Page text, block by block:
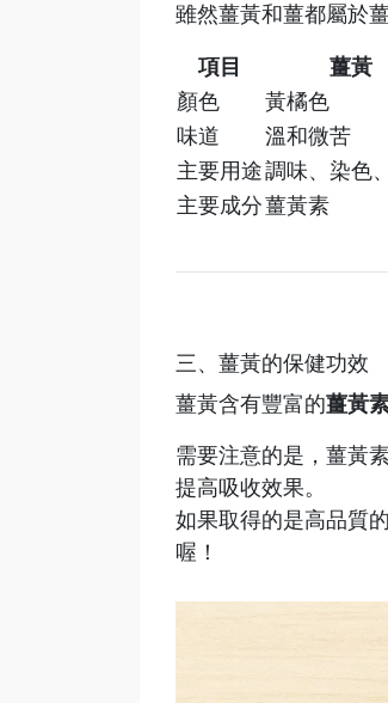
雖然薑黃和薑都屬於
項目 薑黃
顏色
黃橘色
味道
溫和微苦
主要用途調味、染色
主要成分薑黃素
三、薑黃的保健功效
薑黃含有豐富的薑黃
需要注意的是，薑黃
提高吸收效果。
如果取得的是高品質
喔！